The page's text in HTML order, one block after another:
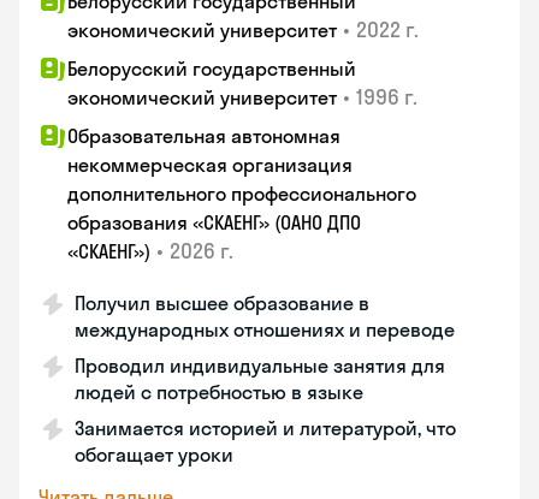
экономический университет • 2022 г.
Белорусский государственный
экономический университет • 1996 г.
Образовательная автономная
некоммерческая организация
дополнительного профессионального
образования «СКАЕНГ» (ОАНО ДПО
«СКАЕНГ») • 2026 г.
Получил высшее образование в
международных отношениях и переводе
Проводил индивидуальные занятия для
людей с потребностью в языке
Занимается историей и литературой, что
обогащает уроки